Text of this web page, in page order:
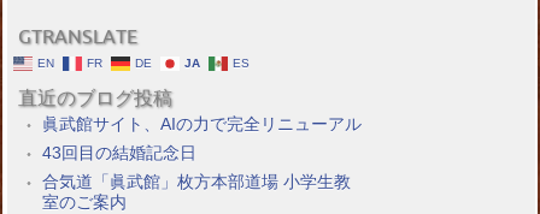
GTRANSLATE
EN FR DE JA ES
直近のブログ投稿
眞武館サイト、AIの力で完全リニューアル
43回目の結婚記念日
合気道「眞武館」枚方本部道場 小学生教
室のご案内